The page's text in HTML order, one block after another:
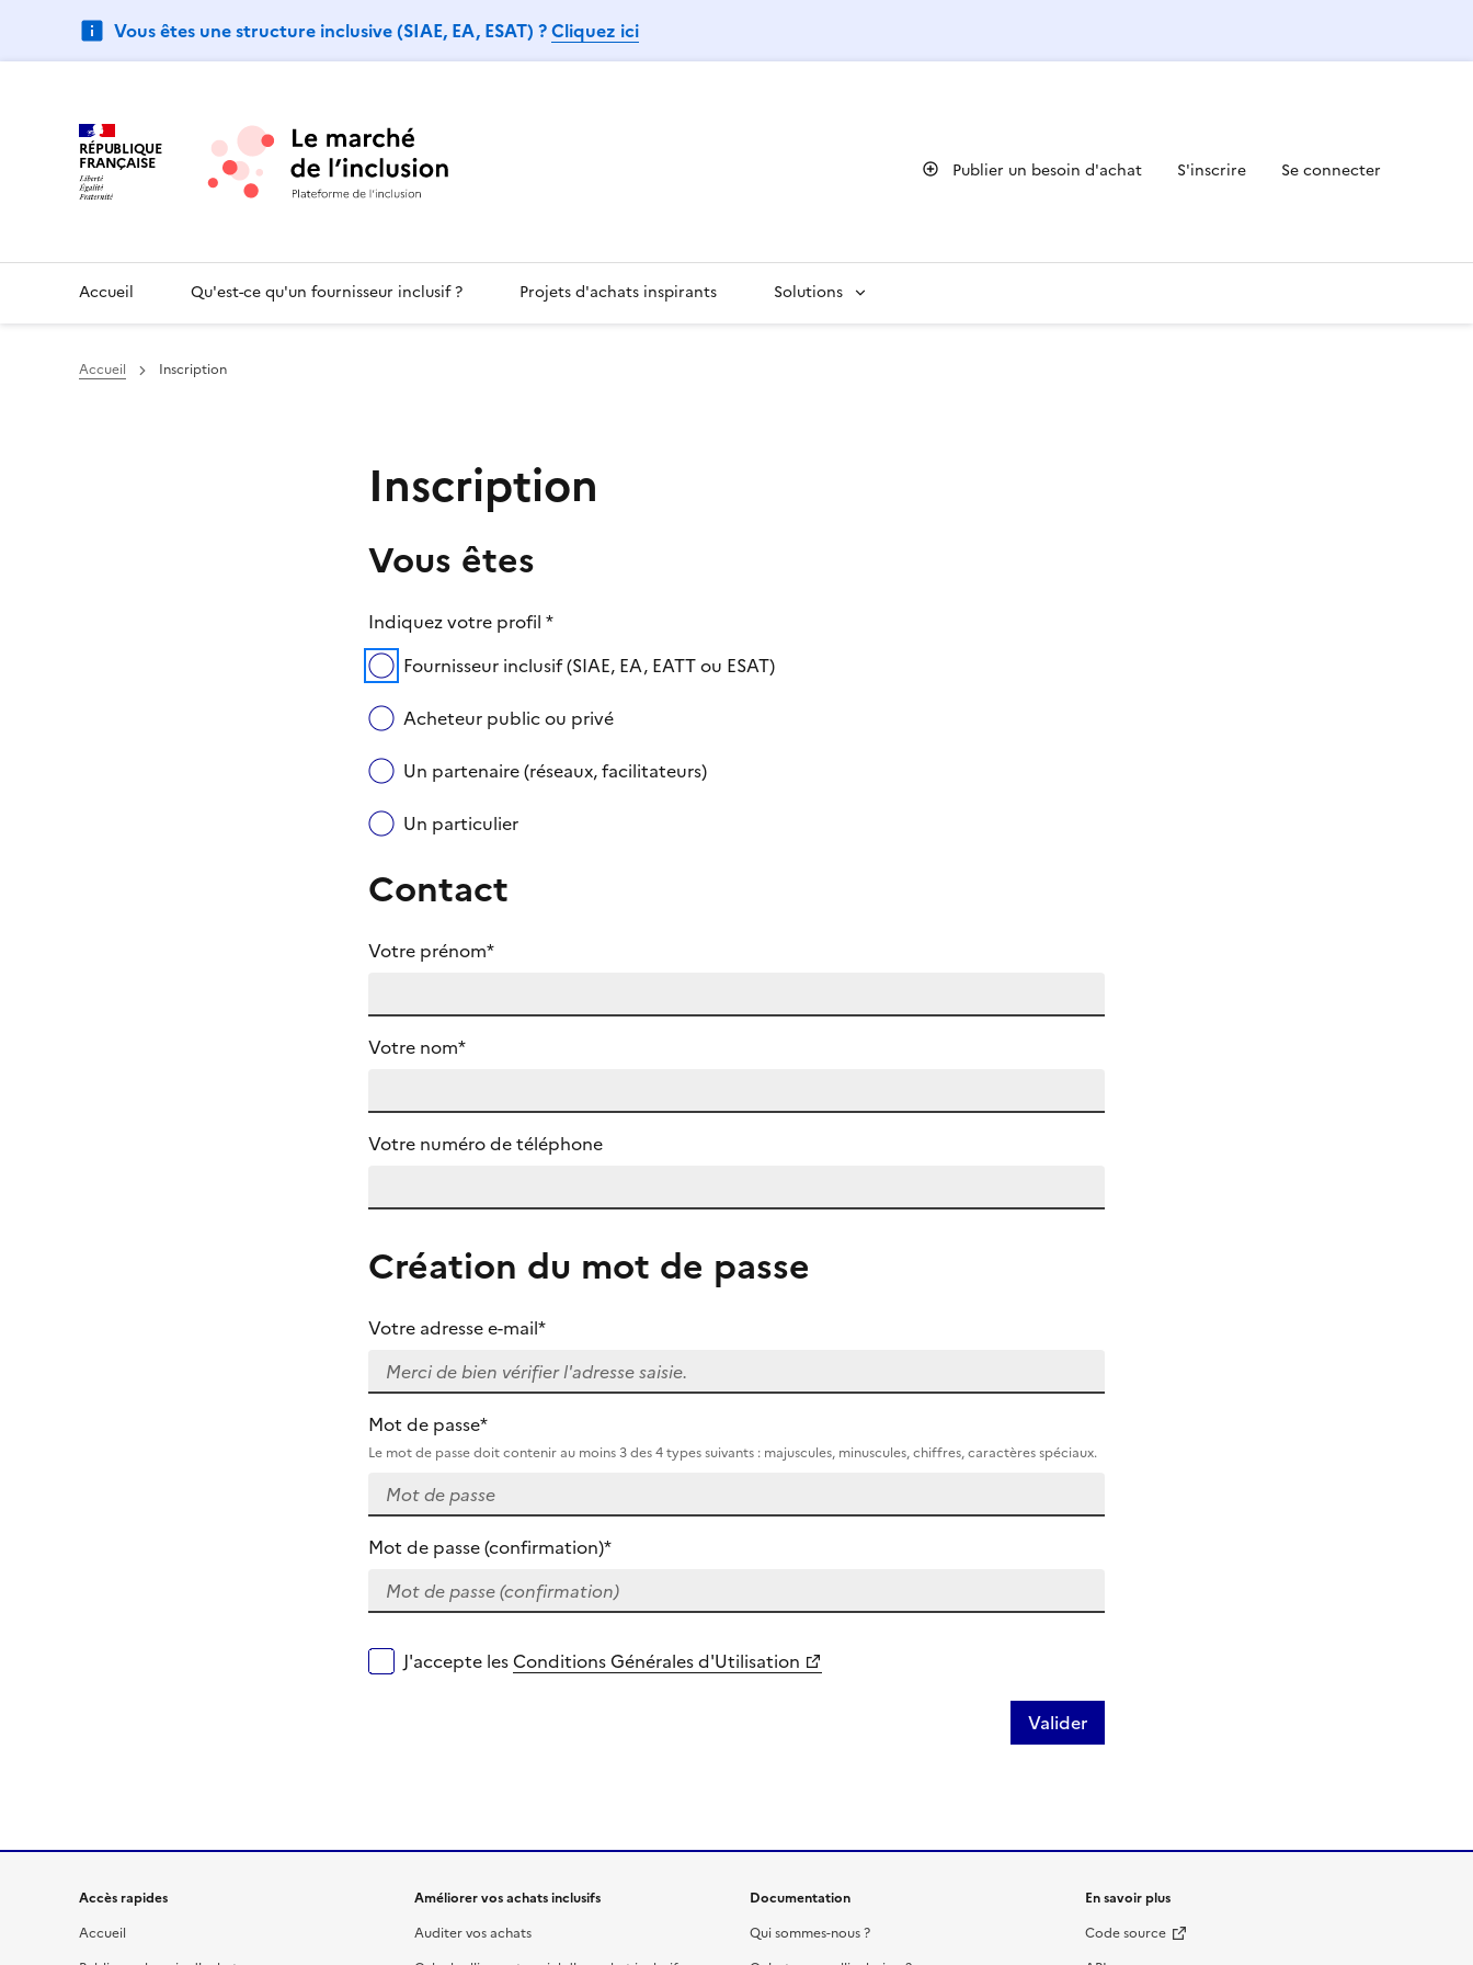
Vous êtes une structure inclusive (SIAE, EA, ESAT) ?Cliquez ici
RÉPUBLIQUE
FRANÇAISE Publier un besoin d'achat S'inscrire Se connecter
Accueil Qu'est-ce qu'un fournisseur inclusif ? Projets d'achats inspirants Solutions
Accueil Inscription
Inscription
Vous êtes
Indiquez votre profil *
Fournisseur inclusif (SIAE, EA, EATT ou ESAT)
Acheteur public ou privé
Un partenaire (réseaux, facilitateurs)
Un particulier
Contact
Votre prénom*
Votre nom*
Votre numéro de téléphone
Création du mot de passe
Votre adresse e-mail*
Mot de passe*
Le mot de passe doit contenir au moins 3 des 4 types suivants : majuscules, minuscules, chiffres, caractères spéciaux.
Mot de passe (confirmation)*
J'accepte les Conditions Générales d'Utilisation
Valider
Accès rapides
Accueil
Améliorer vos achats inclusifs
Auditer vos achats
Documentation
Qui sommes-nous ?
En savoir plus
Code source